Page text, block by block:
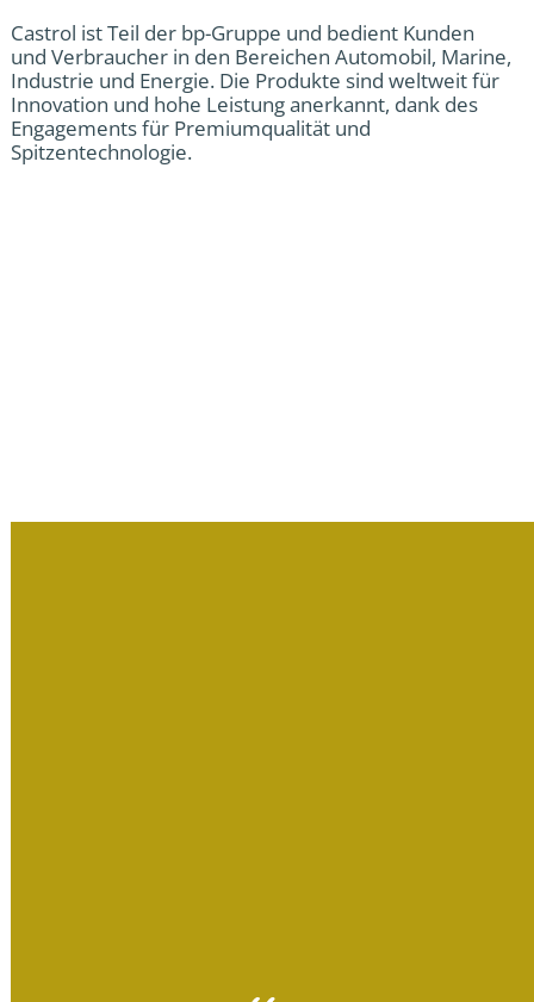
Castrol ist Teil der bp-Gruppe und bedient Kunden
und Verbraucher in den Bereichen Automobil, Marine,
Industrie und Energie. Die Produkte sind weltweit für
Innovation und hohe Leistung anerkannt, dank des
Engagements für Premiumqualität und
Spitzentechnologie.